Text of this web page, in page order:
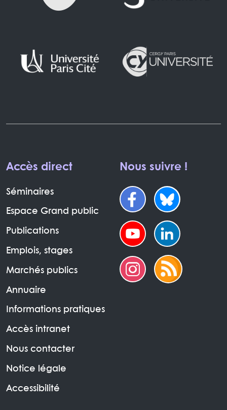
Accès direct
Séminaires
Espace Grand public
Publications
Emplois, stages
Marchés publics
Annuaire
Informations pratiques
Accès intranet
Nous contacter
Notice légale
Accessibilité
Nous suivre !